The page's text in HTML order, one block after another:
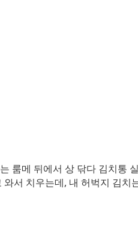
룸메 뒤에서 상 닦다 김치통
서 치우는데, 내 허벅지 김치